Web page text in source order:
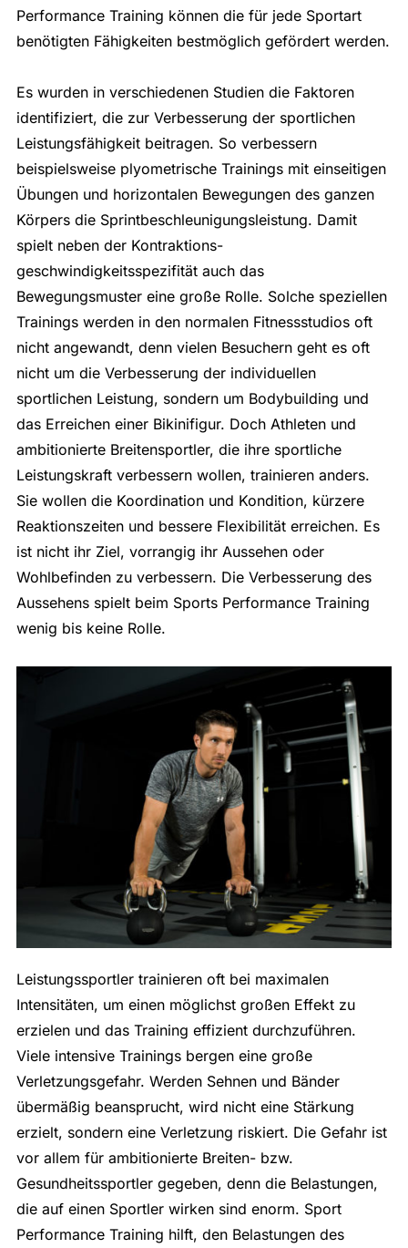
Performance Training können die für jede Sportart
benötigten Fähigkeiten bestmöglich gefördert werden.
Es wurden in verschiedenen Studien die Faktoren
identifiziert, die zur Verbesserung der sportlichen
Leistungsfähigkeit beitragen. So verbessern
beispielsweise plyometrische Trainings mit einseitigen
Übungen und horizontalen Bewegungen des ganzen
Körpers die Sprintbeschleunigungsleistung. Damit
spielt neben der Kontraktions­
geschwindigkeitsspezifität auch das
Bewegungsmuster eine große Rolle. Solche speziellen
Trainings werden in den normalen Fitnessstudios oft
nicht angewandt, denn vielen Besuchern geht es oft
nicht um die Verbesserung der individuellen
sportlichen Leistung, sondern um Bodybuilding und
das Erreichen einer Bikinifigur. Doch Athleten und
ambitionierte Breitensportler, die ihre sportliche
Leistungskraft verbessern wollen, trainieren anders.
Sie wollen die Koordination und Kondition, kürzere
Reaktionszeiten und bessere Flexibilität erreichen. Es
ist nicht ihr Ziel, vorrangig ihr Aussehen oder
Wohlbefinden zu verbessern. Die Verbesserung des
Aussehens spielt beim Sports Performance Training
wenig bis keine Rolle.
Leistungssportler trainieren oft bei maximalen
Intensitäten, um einen möglichst großen Effekt zu
erzielen und das Training effizient durchzuführen.
Viele intensive Trainings bergen eine große
Verletzungsgefahr. Werden Sehnen und Bänder
übermäßig beansprucht, wird nicht eine Stärkung
erzielt, sondern eine Verletzung riskiert. Die Gefahr ist
vor allem für ambitionierte Breiten- bzw.
Gesundheitssportler gegeben, denn die Belastungen,
die auf einen Sportler wirken sind enorm. Sport
Performance Training hilft, den Belastungen des